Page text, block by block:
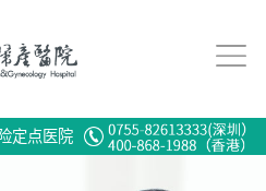
定点医院